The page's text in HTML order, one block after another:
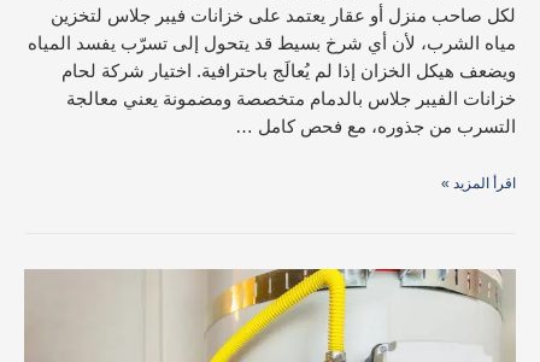
لكل صاحب منزل أو عقار يعتمد على خزانات فيبر جلاس لتخزين
مياه الشرب، لأن أي شرخ بسيط قد يتحول إلى تسرّب يفسد المياه
ويضعف هيكل الخزان إذا لم يُعالَج باحترافية. اختيار شركة لحام
خزانات الفيبر جلاس بالدمام متخصصة ومضمونة يعني معالجة
التسرب من جذوره، مع فحص كامل …
اقرأ المزيد »
سبب
عدم